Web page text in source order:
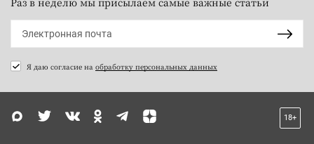
Я даю согласие на обработку персональных данных
18+